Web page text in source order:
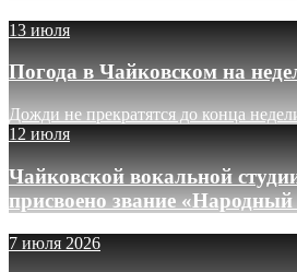
13 июля
Погода в Чайковском на
Дожди не прекратятся до конца
12 июля
Чайковской вокальной
присвоено звание
7 июля 2026